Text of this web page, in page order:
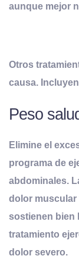
aunque mejor
Otros
causa.
Peso
Elimine el
programa de
abdominales.
dolor muscular
sostienen bien
tratamiento
dolor severo.